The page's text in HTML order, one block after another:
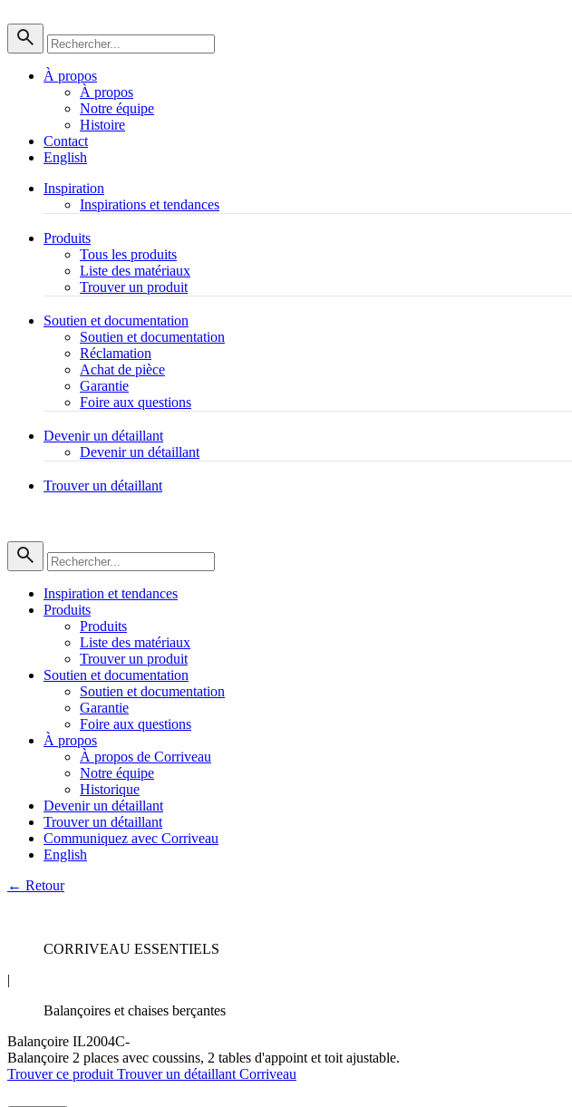
À propos
À propos
Notre équipe
Histoire
Contact
English
Inspiration
Inspirations et tendances
Produits
Tous les produits
Liste des matériaux
Trouver un produit
Soutien et documentation
Soutien et documentation
Réclamation
Achat de pièce
Garantie
Foire aux questions
Devenir un détaillant
Devenir un détaillant
Trouver un détaillant
Inspiration et tendances
Produits
Produits
Liste des matériaux
Trouver un produit
Soutien et documentation
Soutien et documentation
Garantie
Foire aux questions
À propos
À propos de Corriveau
Notre équipe
Historique
Devenir un détaillant
Trouver un détaillant
Communiquez avec Corriveau
English
← Retour
CORRIVEAU ESSENTIELS
|
Balançoires et chaises berçantes
Balançoire IL2004C-
Balançoire 2 places avec coussins, 2 tables d'appoint et toit ajustable.
Trouver ce produit Trouver un détaillant Corriveau